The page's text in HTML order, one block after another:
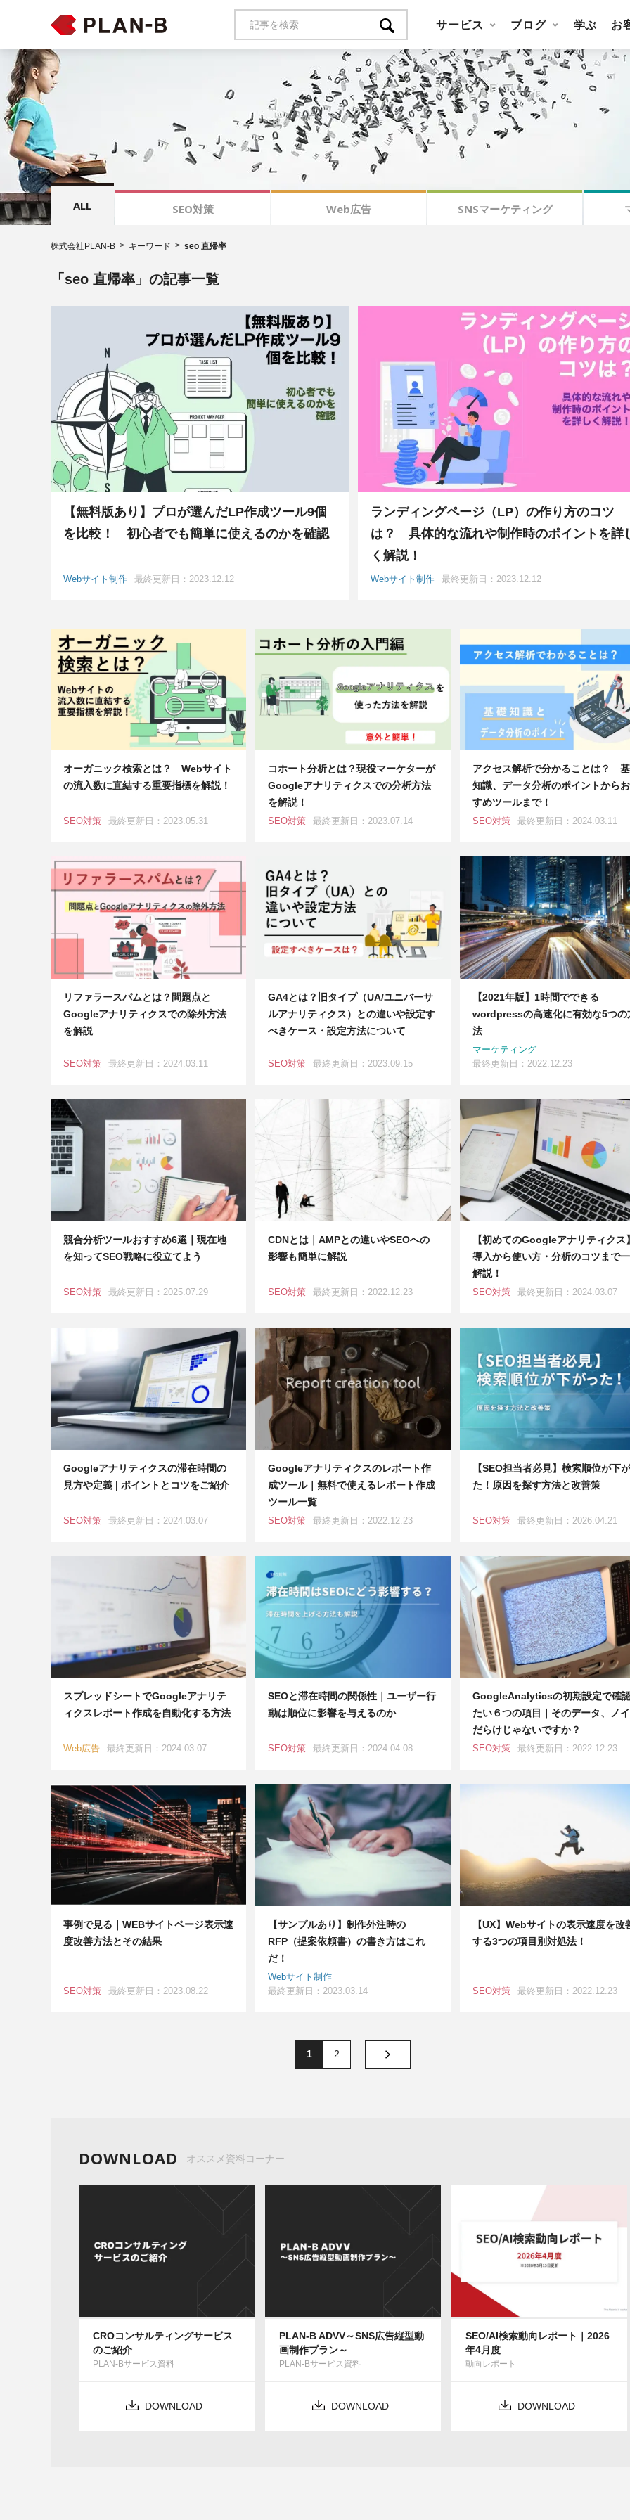
サービス ブログ 学ぶ お
ALL SEO対策 Web広告 SNSマーケティング
株式会社PLAN-B キーワード seo 直帰率
「seo 直帰率」の記事一覧
【無料版あり】プロが選んだLP作成ツール9個
を比較！ 初心者でも簡単に使えるのかを確認
Webサイト制作 最終更新日：2023.12.12
ランディングページ（LP）の作り方のコツ
は？ 具体的な流れや制作時のポイントを詳
く解説！
Webサイト制作 最終更新日：2023.12.12
オーガニック検索とは？ Webサイト
の流入数に直結する重要指標を解説！
SEO対策 最終更新日：2023.05.31
コホート分析とは？現役マーケターが
Googleアナリティクスでの分析方法
を解説！
SEO対策 最終更新日：2023.07.14
アクセス解析で分かることは？
知識、データ分析のポイントから
すめツールまで！
SEO対策 最終更新日：2024.03.11
リファラースパムとは？問題点と
Googleアナリティクスでの除外方法
を解説
SEO対策 最終更新日：2024.03.11
GA4とは？旧タイプ（UA/ユニバーサ
ルアナリティクス）との違いや設定す
べきケース・設定方法について
SEO対策 最終更新日：2023.09.15
【2021年版】1時間でできる
wordpressの高速化に有効な5つの
法
マーケティング
最終更新日：2022.12.23
競合分析ツールおすすめ6選｜現在地
を知ってSEO戦略に役立てよう
SEO対策 最終更新日：2025.07.29
CDNとは｜AMPとの違いやSEOへの
影響も簡単に解説
SEO対策 最終更新日：2022.12.23
【初めてのGoogleアナリティクス
導入から使い方・分析のコツまで
解説！
SEO対策 最終更新日：2024.03.07
Googleアナリティクスの滞在時間の
見方や定義 | ポイントとコツをご紹介
SEO対策 最終更新日：2024.03.07
Googleアナリティクスのレポート作
成ツール｜無料で使えるレポート作成
ツール一覧
SEO対策 最終更新日：2022.12.23
【SEO担当者必見】検索順位が下
た！原因を探す方法と改善策
SEO対策 最終更新日：2026.04.21
スプレッドシートでGoogleアナリテ
ィクスレポート作成を自動化する方法
Web広告 最終更新日：2024.03.07
SEOと滞在時間の関係性｜ユーザー行
動は順位に影響を与えるのか
SEO対策 最終更新日：2024.04.08
GoogleAnalyticsの初期設定で確
たい６つの項目｜そのデータ、ノ
だらけじゃないですか？
SEO対策 最終更新日：2022.12.23
事例で見る｜WEBサイトページ表示速
度改善方法とその結果
SEO対策 最終更新日：2023.08.22
【サンプルあり】制作外注時の
RFP（提案依頼書）の書き方はこれ
だ！
Webサイト制作
最終更新日：2023.03.14
【UX】Webサイトの表示速度を改
する3つの項目別対処法！
SEO対策 最終更新日：2022.12.23
1 2
DOWNLOAD オススメ資料コーナー
CROコンサルティングサービス
のご紹介
PLAN-Bサービス資料
DOWNLOAD
PLAN-B ADVV～SNS広告縦型動
画制作プラン～
PLAN-Bサービス資料
DOWNLOAD
SEO/AI検索動向レポート｜2026
年4月度
動向レポート
DOWNLOAD